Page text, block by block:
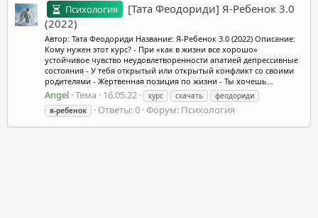
Психология
[Тата Феодориди] Я-Ребенок 3.0
(2022)
Автор: Тата Феодориди Название: Я-Ребенок 3.0 (2022) Описание:
Кому нужен этот курс? - При «как в жизни все хорошо»
устойчивое чувство неудовлетворенности апатией депрессивные
состояния - У тебя открытый или открытый конфликт со своими
родителями - Жертвенная позиция по жизни - Ты хочешь...
Angel Тема 16.05.22 курс скачать
феодориди
я-ребенок
Ответы: 0 Форум: Психология